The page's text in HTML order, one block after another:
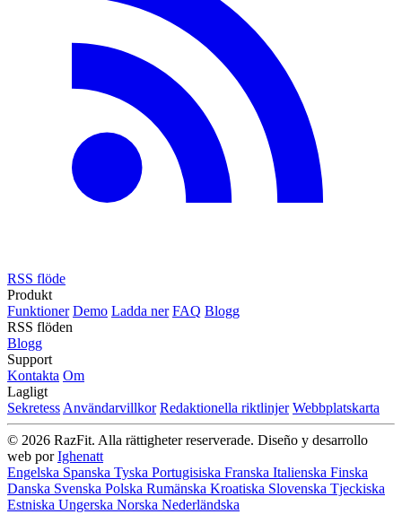
RSS flöde
Produkt
Funktioner Demo Ladda ner FAQ Blogg
RSS flöden
Blogg
Support
Kontakta Om
Lagligt
SekretessAnvändarvillkor Redaktionella riktlinjer Webbplatskarta
© 2026 RazFit. Alla rättigheter reserverade. Diseño y desarrollo
web porIghenatt
Engelska Spanska Tyska Portugisiska Franska Italienska Finska
Danska Svenska Polska Rumänska Kroatiska Slovenska Tjeckiska
Estniska Ungerska Norska Nederländska